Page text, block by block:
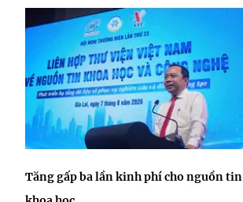
Tăng gấp ba lần kinh phí cho nguồn tin